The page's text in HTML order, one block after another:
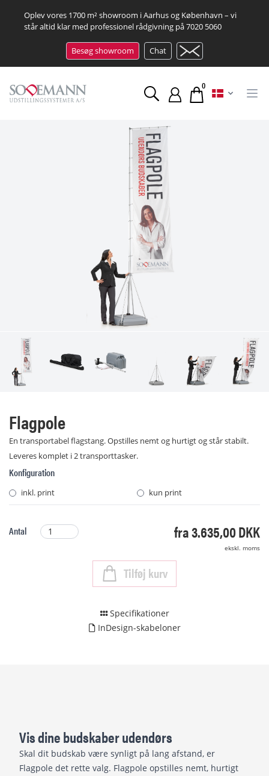
Oplev vores 1700 m² showroom i Aarhus og København – vi
står altid klar med professionel rådgivning på7020 5060
Besøg showroom Chat
0
Flagpole
En transportabel flagstang. Opstilles nemt og hurtigt og står stabilt.
Leveres komplet i 2 transporttasker.
Konfiguration
inkl. print kun print
Antal fra 3.635,00 DKK
ekskl. moms
Tilføj kurv
Specifikationer
InDesign-skabeloner
Vis dine budskaber udendørs
Skal dit budskab være synligt på lang afstand, er
Flagpole det rette valg. Flagpole opstilles nemt, hurtigt